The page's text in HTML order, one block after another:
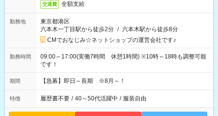
交通費 全額支給
勤務地
東京都港区
六本木一丁目駅から徒歩2分 / 六本木駅から徒歩8分
CMでおなじみ☆ネットショップの運営会社です♪
勤務時間
09:00～17:00(実働7時間 休憩1時間) ※10時～18時も調整可能
です！
期間 【急募】即日～長期 ※8月～！
特徴 履歴書不要 / 40～50代活躍中 / 服装自由